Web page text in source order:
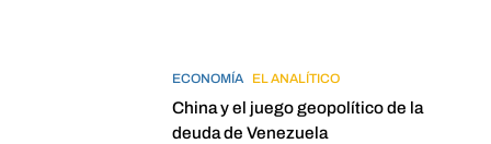
ECONOMÍA EL ANALÍTICO
China y el juego geopolítico de la
deuda de Venezuela